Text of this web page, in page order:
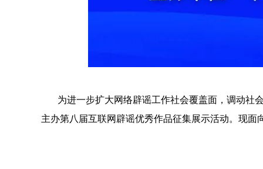
为进一步扩大网络辟谣工作社会覆盖面，调动社
主办第八届互联网辟谣优秀作品征集展示活动。现面